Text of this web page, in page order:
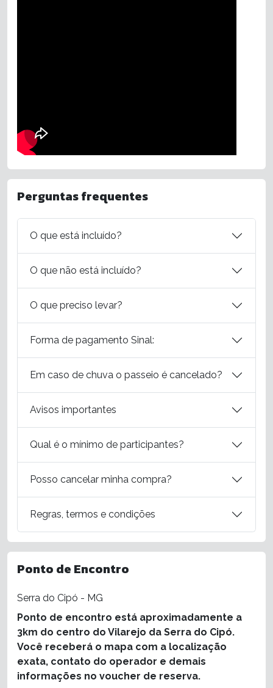
Perguntas frequentes
O que está incluído?
O que não está incluído?
O que preciso levar?
Forma de pagamento Sinal:
Em caso de chuva o passeio é cancelado?
Avisos importantes
Qual é o mínimo de participantes?
Posso cancelar minha compra?
Regras, termos e condições
Ponto de Encontro
Serra do Cipó - MG
Ponto de encontro está aproximadamente a
3km do centro do Vilarejo da Serra do Cipó.
Você receberá o mapa com a localização
exata, contato do operador e demais
informações no voucher de reserva.